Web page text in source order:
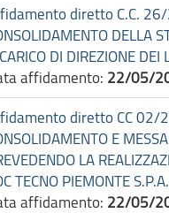
diretto C.C. 26/
DELLA
DI DIREZIONE
affidamento: 22/05/
diretto CC 02/
E
LA
TECNO PIEMONTE
affidamento: 22/05/